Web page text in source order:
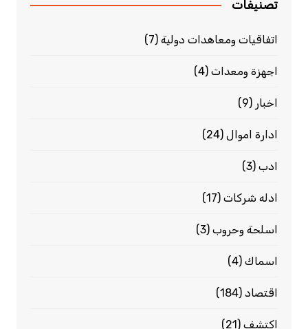
تصنيفات
اتفاقيات ومعاهدات دولية(7)
اجهزة ومعدات(4)
اخبار (9)
ادارة اموال(24)
ادب(3)
ادله شركات(17)
اسلحة وحروب(3)
اسماك(4)
اقتصاد(184)
اكتشف(21)